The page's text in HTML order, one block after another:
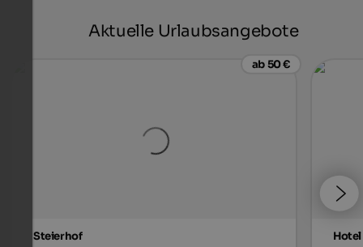
Aktuelle Urlaubsangebote
ab 50 €
Steierhof